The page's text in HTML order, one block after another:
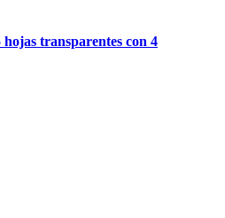
transparentes con 4